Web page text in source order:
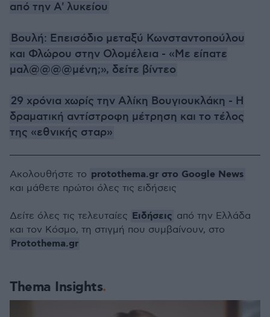
από την Α' λυκείου
Βουλή: Επεισόδιο μεταξύ Κωνσταντοπούλου
και Φλώρου στην Ολομέλεια - «Με είπατε
μαλ@@@@μένη;», δείτε βίντεο
29 χρόνια χωρίς την Αλίκη Βουγιουκλάκη - Η
δραματική αντίστροφη μέτρηση και το τέλος
της «εθνικής σταρ»
Thema Insights
Ακολουθήστε το protothema.gr στο Google News
και μάθετε πρώτοι όλες τις ειδήσεις
Δείτε όλες τις τελευταίες Ειδήσεις από την Ελλάδα
και τον Κόσμο, τη στιγμή που συμβαίνουν, στο
Protothema.gr